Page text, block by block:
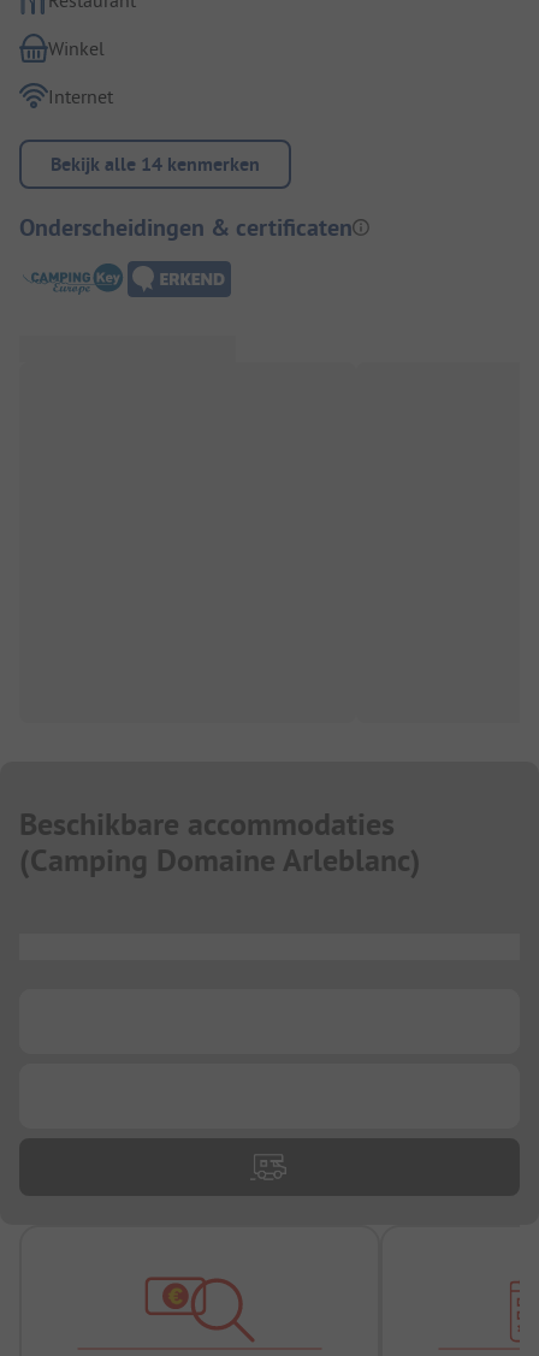
Winkel
Internet
Bekijk alle 14 kenmerken
Onderscheidingen & certificaten
Beschikbare accommodaties
(Camping Domaine Arleblanc)